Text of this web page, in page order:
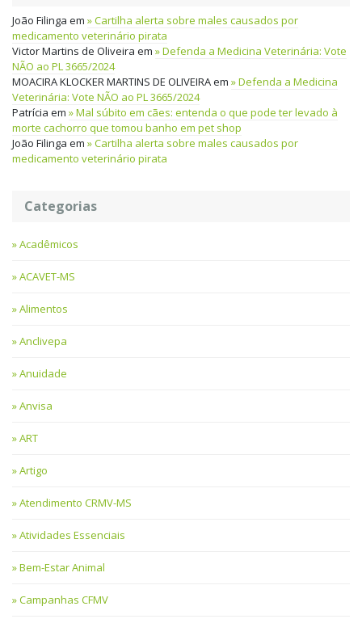
João Filinga em
Cartilha alerta sobre males causados por
medicamento veterinário pirata
Victor Martins de Oliveira em
Defenda a Medicina Veterinária: Vote
NÃO ao PL 3665/2024
MOACIRA KLOCKER MARTINS DE OLIVEIRAem
Defenda a Medicina
Veterinária: Vote NÃO ao PL 3665/2024
Patrícia em
Mal súbito em cães: entenda o que pode ter levado à
morte cachorro que tomou banho em pet shop
João Filinga em
Cartilha alerta sobre males causados por
medicamento veterinário pirata
Categorias
Acadêmicos
ACAVET-MS
Alimentos
Anclivepa
Anuidade
Anvisa
ART
Artigo
Atendimento CRMV-MS
Atividades Essenciais
Bem-Estar Animal
Campanhas CFMV